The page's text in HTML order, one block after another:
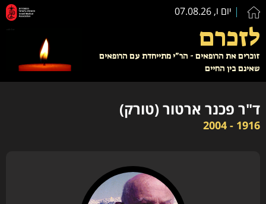
יום ו, 07.08.26
לזכרם
זוכרים את הרופאים - הר"י מתייחדת עם הרופאים
שאינם בין החיים
ד"ר פכנר ארטור (טורק)
1916 - 2004